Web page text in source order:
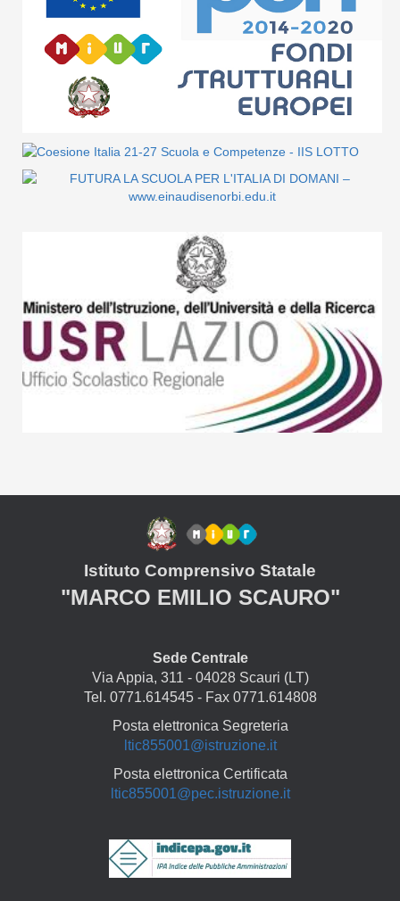
Istituto Comprensivo Statale
"MARCO EMILIO SCAURO"
Sede Centrale
Via Appia, 311 - 04028 Scauri (LT)
Tel. 0771.614545 - Fax 0771.614808
Posta elettronica Segreteria
ltic855001@istruzione.it
Posta elettronica Certificata
ltic855001@pec.istruzione.it